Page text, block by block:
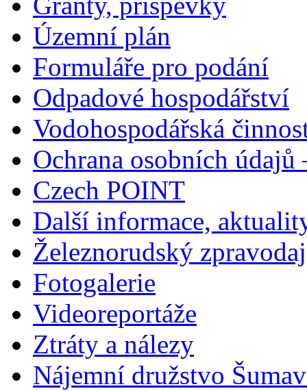
Územní plán
Formuláře pro podání
Odpadové hospodářství
Vodohospodářská
Ochrana osobních údajů
Czech POINT
Další informace,
Železnorudský zpravodaj
Fotogalerie
Videoreportáže
Ztráty a nálezy
Nájemní družstvo